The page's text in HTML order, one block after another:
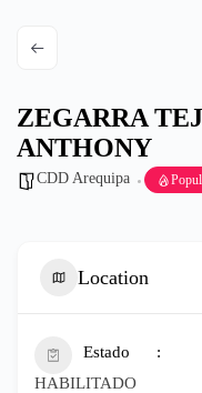
ZEGARRA
ANTHONY
CDD Arequipa
Location
Estado
HABILITADO